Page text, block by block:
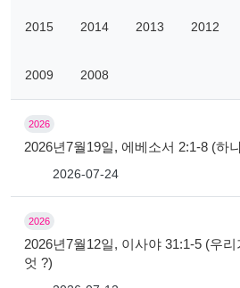
2015 2014 2013 2012
2009 2008
2026
2026년7월19일, 에베소서 2:1-8 (하
2026-07-24
2026
2026년7월12일, 이사야 31:1-5 (우
엇 ?)